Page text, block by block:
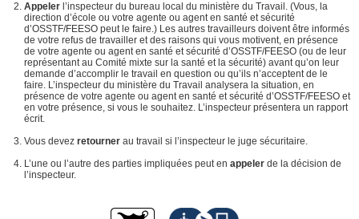
Appeler l’inspecteur du bureau local du ministère du Travail. (Vous, la
direction d’école ou votre agente ou agent en santé et sécurité
d’OSSTF/FEESO peut le faire.) Les autres travailleurs doivent être informés
de votre refus de travailler et des raisons qui vous motivent, en présence
de votre agente ou agent en santé et sécurité d’OSSTF/FEESO (ou de leur
représentant au Comité mixte sur la santé et la sécurité) avant qu’on leur
demande d’accomplir le travail en question ou qu’ils n’acceptent de le
faire. L’inspecteur du ministère du Travail analysera la situation, en
présence de votre agente ou agent en santé et sécurité d’OSSTF/FEESO et
en votre présence, si vous le souhaitez. L’inspecteur présentera un rapport
écrit.
Vous devez retourner au travail si l’inspecteur le juge sécuritaire.
L’une ou l’autre des parties impliquées peut en appeler de la décision de
l’inspecteur.